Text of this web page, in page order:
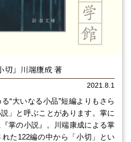
切」川端康成 著
2021.8.1
“大いなる小品”短編よりもさら
」と呼ぶことがあります。掌に
掌の小説』。川端康成による掌
た122編の中から「小切」とい